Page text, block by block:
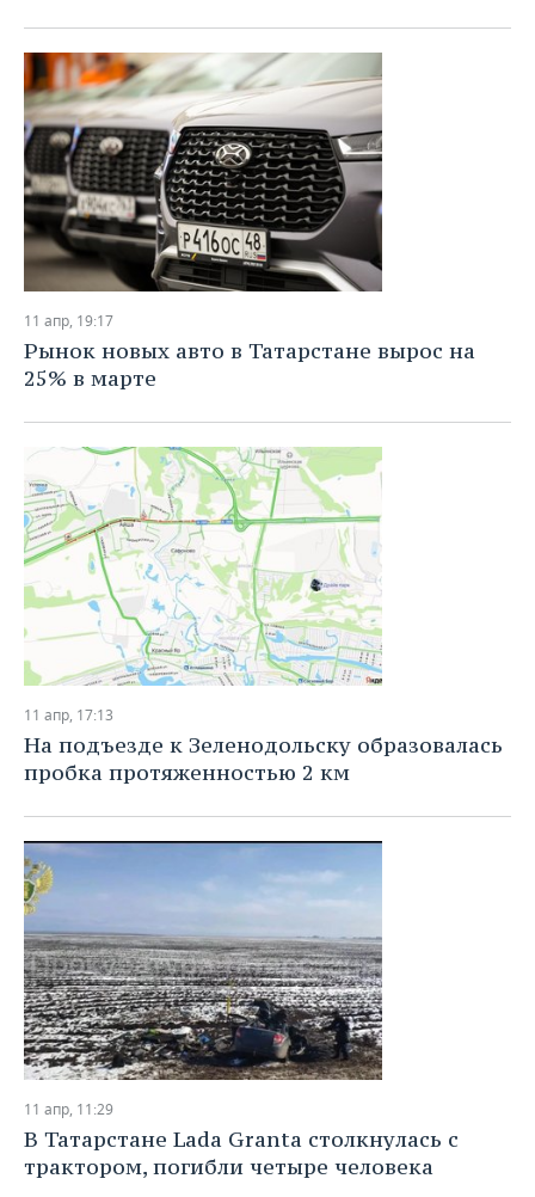
11 апр, 19:17
Рынок новых авто в Татарстане вырос на
25% в марте
11 апр, 17:13
На подъезде к Зеленодольску образовалась
пробка протяженностью 2 км
11 апр, 11:29
В Татарстане Lada Granta столкнулась с
трактором, погибли четыре человека